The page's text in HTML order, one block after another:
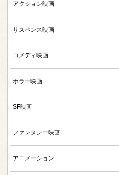
アクション映画
サスペンス映画
コメディ映画
ホラー映画
SF映画
ファンタジー映画
アニメーション